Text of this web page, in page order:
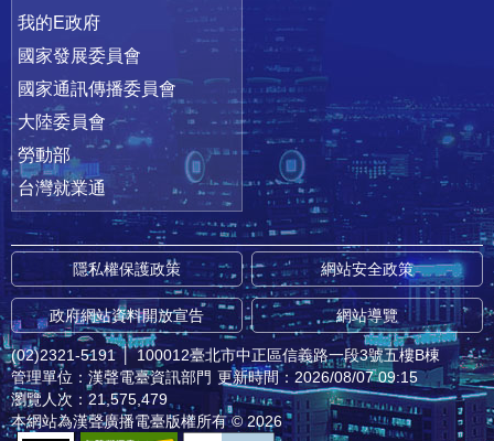
我的E政府
國家發展委員會
國家通訊傳播委員會
大陸委員會
勞動部
台灣就業通
隱私權保護政策 網站安全政策
政府網站資料開放宣告 網站導覽
(02)2321-5191 │ 100012臺北市中正區信義路一段3號五樓B棟
管理單位：漢聲電臺資訊部門 更新時間：2026/08/07 09:15
瀏覽人次：21,575,479
本網站為漢聲廣播電臺版權所有 © 2026